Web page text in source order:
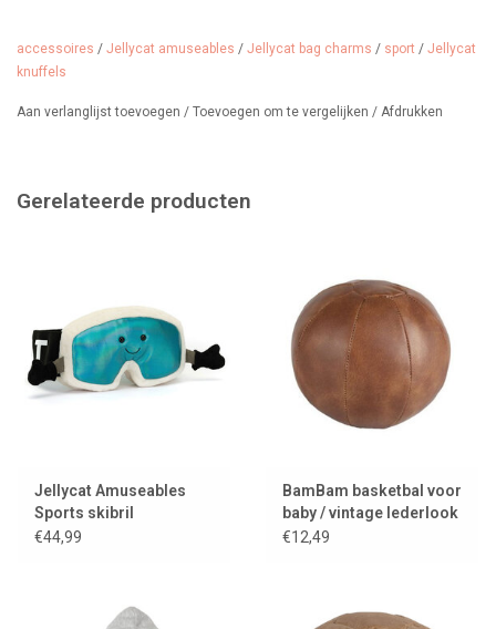
hanger heeft een bedeltje waar het zilveren Jellycat logo op staat
en een stevige clip.
Aanbevolen vanaf 3 jaar.
Wij verkopen nog veel meer Jellycat Amuseables & bag charms...
accessoires / Jellycat amuseables / Jellycat bag charms / sport / Jellycat
knuffels
Aan verlanglijst toevoegen / Toevoegen om te vergelijken / Afdrukken
Gerelateerde producten
Jellycat Amuseables
Sports skibril
€44,99
BamBam basketbal voor
baby / vintage lederlook
€12,49